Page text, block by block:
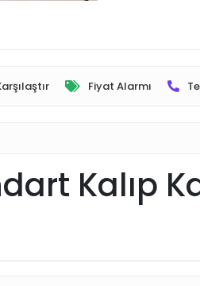
Fiyat Alarmı
Kalıp